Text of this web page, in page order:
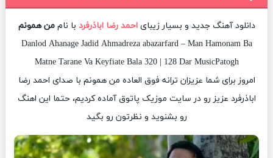
دانلود آهنگ جدید و بسیار زیبایاحمد رضا اباذرفرد با ناممن همونم
Danlod Ahanage Jadid Ahmadreza abazarfard – Man Hamonam Ba
Matne Tarane Va Keyfiate Bala 320 | 128 Dar MusicPatogh
امروز برای شما عزیزان ترانه فوق العاده من همونم با صدای احمد رضا
اباذرفرد عزیز رو در سایت موزیک پاتوق آماده کردیم، حتما این اهنگ
رو بشنوید و نظرتون رو بگید